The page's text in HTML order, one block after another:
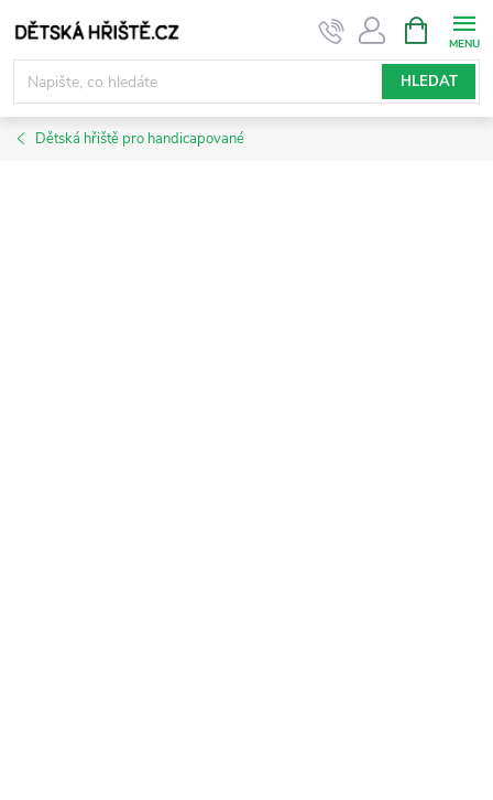
na
obsah
HLEDAT
NÁKUPNÍ
KOŠÍK
Dětská hřiště pro handicapované